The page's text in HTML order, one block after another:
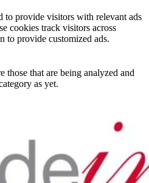
to provide visitors with relevant ads
cookies track visitors across
to provide customized ads.
those that are being analyzed and
as yet.